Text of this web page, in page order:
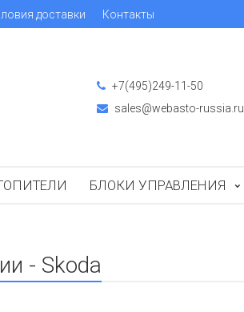
доставки Контакты
+7(495)249-11-50
sales@webasto-russia.ru
БЛОКИ УПРАВЛЕНИЯ
- Skoda